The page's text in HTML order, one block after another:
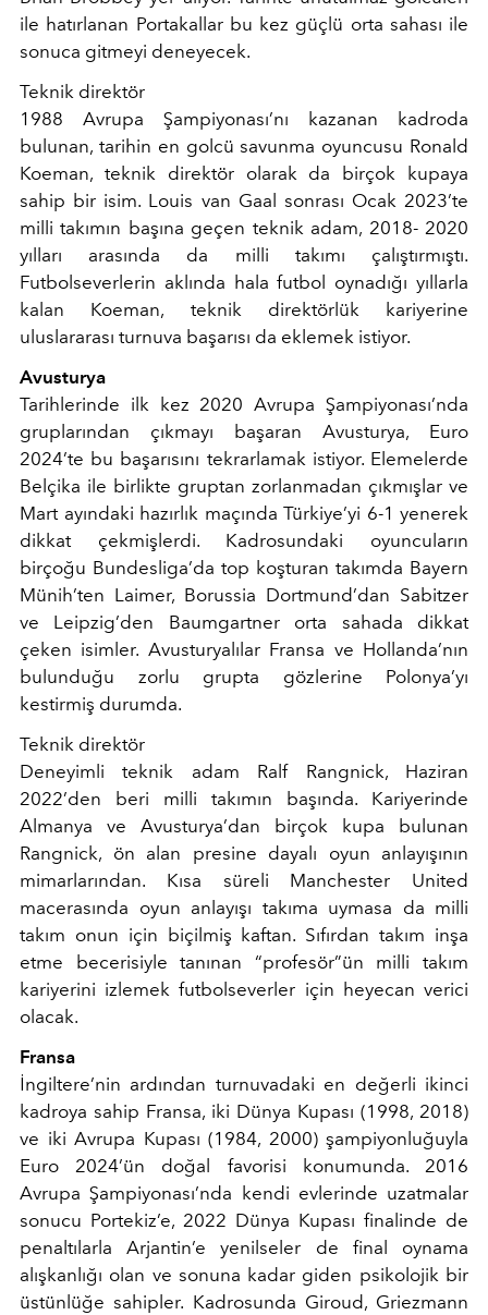
ile hatırlanan Portakallar bu kez güçlü orta sahası ile
sonuca gitmeyi deneyecek.
Teknik direktör
1988 Avrupa Şampiyonası’nı kazanan kadroda
bulunan, tarihin en golcü savunma oyuncusu Ronald
Koeman, teknik direktör olarak da birçok kupaya
sahip bir isim. Louis van Gaal sonrası Ocak 2023’te
milli takımın başına geçen teknik adam, 2018- 2020
yılları arasında da milli takımı çalıştırmıştı.
Futbolseverlerin aklında hala futbol oynadığı yıllarla
kalan Koeman, teknik direktörlük kariyerine
uluslararası turnuva başarısı da eklemek istiyor.
Avusturya
Tarihlerinde ilk kez 2020 Avrupa Şampiyonası’nda
gruplarından çıkmayı başaran Avusturya, Euro
2024’te bu başarısını tekrarlamak istiyor. Elemelerde
Belçika ile birlikte gruptan zorlanmadan çıkmışlar ve
Mart ayındaki hazırlık maçında Türkiye’yi 6-1 yenerek
dikkat çekmişlerdi. Kadrosundaki oyuncuların
birçoğu Bundesliga’da top koşturan takımda Bayern
Münih’ten Laimer, Borussia Dortmund’dan Sabitzer
ve Leipzig’den Baumgartner orta sahada dikkat
çeken isimler. Avusturyalılar Fransa ve Hollanda’nın
bulunduğu zorlu grupta gözlerine Polonya’yı
kestirmiş durumda.
Teknik direktör
Deneyimli teknik adam Ralf Rangnick, Haziran
2022’den beri milli takımın başında. Kariyerinde
Almanya ve Avusturya’dan birçok kupa bulunan
Rangnick, ön alan presine dayalı oyun anlayışının
mimarlarından. Kısa süreli Manchester United
macerasında oyun anlayışı takıma uymasa da milli
takım onun için biçilmiş kaftan. Sıfırdan takım inşa
etme becerisiyle tanınan “profesör”ün milli takım
kariyerini izlemek futbolseverler için heyecan verici
olacak.
Fransa
İngiltere’nin ardından turnuvadaki en değerli ikinci
kadroya sahip Fransa, iki Dünya Kupası (1998, 2018)
ve iki Avrupa Kupası (1984, 2000) şampiyonluğuyla
Euro 2024’ün doğal favorisi konumunda. 2016
Avrupa Şampiyonası’nda kendi evlerinde uzatmalar
sonucu Portekiz’e, 2022 Dünya Kupası finalinde de
penaltılarla Arjantin’e yenilseler de final oynama
alışkanlığı olan ve sonuna kadar giden psikolojik bir
üstünlüğe sahipler. Kadrosunda Giroud, Griezmann